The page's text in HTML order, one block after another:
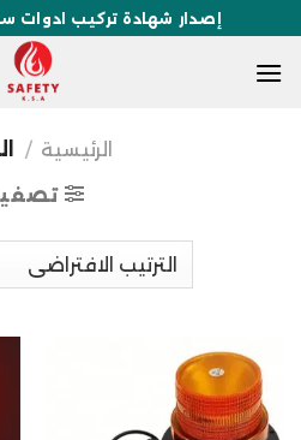
إصدار شهادة تركيب ادوات
الرئيسية /